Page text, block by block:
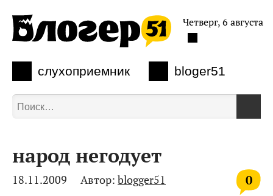
слухоприемник bloger51
Четверг, 6 августа
народ негодует
0
18.11.2009 Автор: blogger51